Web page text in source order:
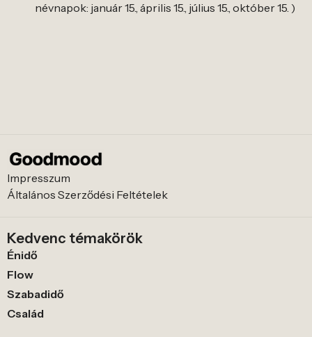
névnapok: január 15., április 15., július 15., október 15. )
Impresszum
Általános Szerződési Feltételek
Kedvenc témakörök
Énidő
Flow
Szabadidő
Család